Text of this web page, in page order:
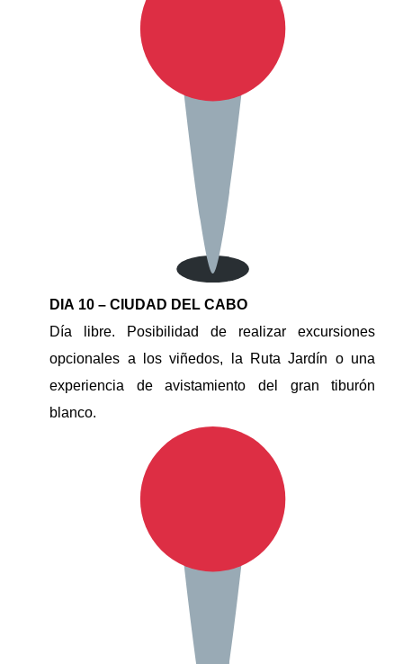
DIA 10 – CIUDAD DEL CABO
Día libre. Posibilidad de realizar excursiones
opcionales a los viñedos, la Ruta Jardín o una
experiencia de avistamiento del gran tiburón
blanco.